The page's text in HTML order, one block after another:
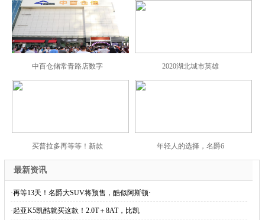
中百仓储常青路店数字 2020湖北城市英雄
买普拉多再等等！新款 年轻人的选择，名爵6
最新资讯
·再等13天！名爵大SUV将预售，酷似阿斯顿·
·起亚K5凯酷就买这款！2.0T＋8AT，比凯